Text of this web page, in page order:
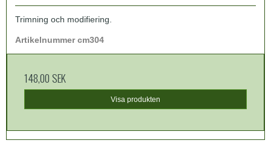
Trimning och modifiering.
Artikelnummer cm304
148,00 SEK
Visa produkten